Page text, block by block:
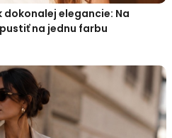
elegancie: Na
na jednu farbu